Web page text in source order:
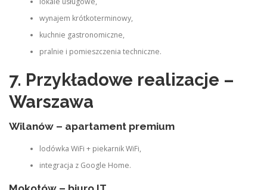
wynajem krótkoterminowy,
kuchnie gastronomiczne,
pralnie i pomieszczenia techniczne.
7. Przykładowe realizacje –
Warszawa
Wilanów – apartament premium
lodówka WiFi + piekarnik WiFi,
integracja z Google Home.